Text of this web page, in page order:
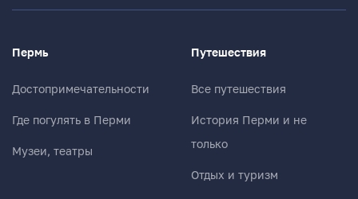
Пермь
Достопримечательности
Где погулять в Перми
Музеи, театры
Путешествия
Все путешествия
История Перми и не
только
Отдых и туризм